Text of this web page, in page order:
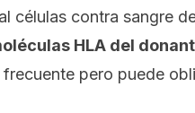
células contra sangre
HLA del
pero puede